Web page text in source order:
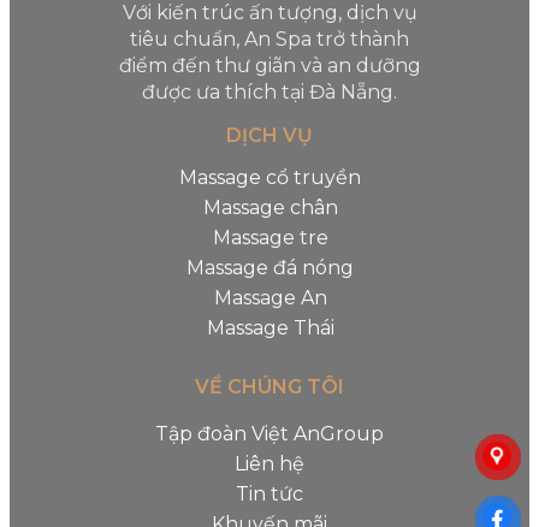
Với kiến trúc ấn tượng, dịch vụ
tiêu chuẩn, An Spa trở thành
điểm đến thư giãn và an dưỡng
được ưa thích tại Đà Nẵng.
DỊCH VỤ
Massage cổ truyền
Massage chân
Massage tre
Massage đá nóng
Massage An
Massage Thái
VỀ CHÚNG TÔI
Tập đoàn Việt AnGroup
Liên hệ
Tin tức